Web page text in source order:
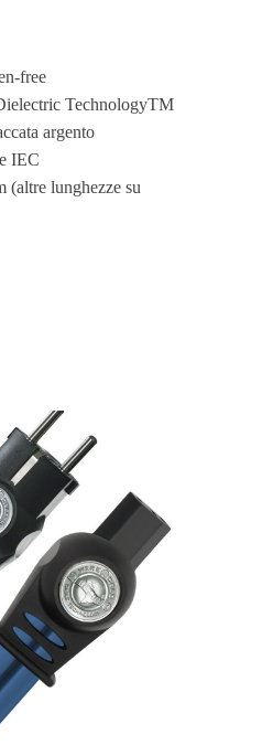
free
TechnologyTM
argento
IEC
(altre lunghezze su